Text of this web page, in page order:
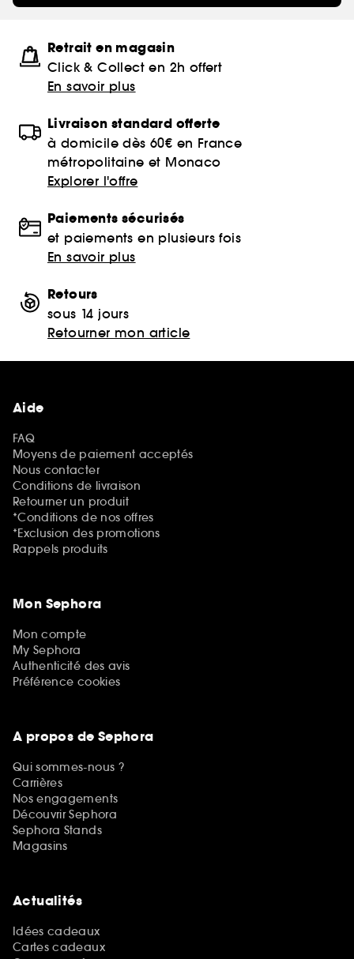
Retrait en magasin
Click & Collect en 2h offert
En savoir plus
Livraison standard offerte
à domicile dès 60€ en France
métropolitaine et Monaco
Explorer l'offre
Paiements sécurisés
et paiements en plusieurs fois
En savoir plus
Retours
sous 14 jours
Retourner mon article
Aide
FAQ
Moyens de paiement acceptés
Nous contacter
Conditions de livraison
Retourner un produit
*Conditions de nos offres
*Exclusion des promotions
Rappels produits
Mon Sephora
Mon compte
My Sephora
Authenticité des avis
Préférence cookies
A propos de Sephora
Qui sommes-nous ?
Carrières
Nos engagements
Découvrir Sephora
Sephora Stands
Magasins
Actualités
Idées cadeaux
Cartes cadeaux